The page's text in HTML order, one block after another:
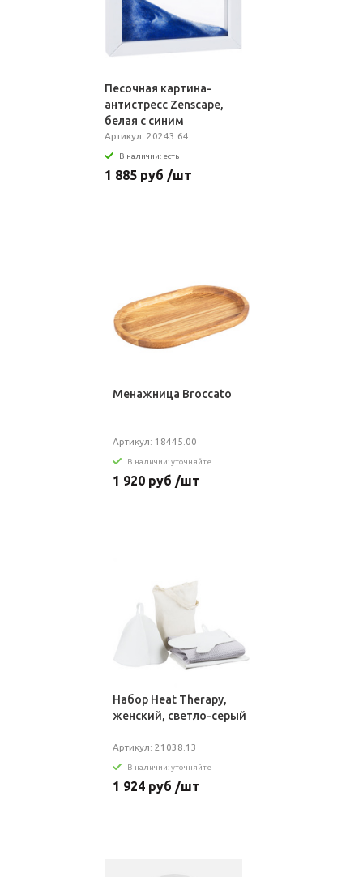
Песочная картина-
антистресс Zenscape,
белая с синим
Артикул: 20243.64
В наличии: есть
1 885 руб /шт
Менажница Broccato
Артикул: 18445.00
В наличии: уточняйте
1 920 руб /шт
Набор Heat Therapy,
женский, светло-серый
Артикул: 21038.13
В наличии: уточняйте
1 924 руб /шт